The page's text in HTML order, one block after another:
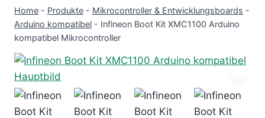
Home - Produkte - Mikrocontroller & Entwicklungsboards -
Arduino kompatibel - Infineon Boot Kit XMC1100 Arduino
kompatibel Mikrocontroller